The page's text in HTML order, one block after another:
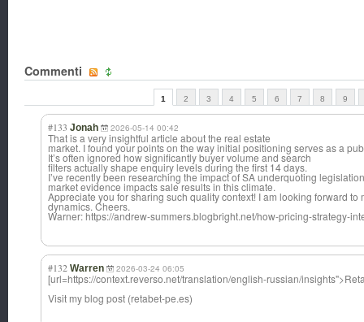
Commenti
1 2 3 4 5 6 7 8 9
#133 Jonah 2026-05-14 00:42
That is a very insightful article about the real estate
market. I found your points on the way initial positioning serves as a
It’s often ignored how significantly buyer volume and search
filters actually shape enquiry levels during the first 14 days.
I’ve recently been researching the impact of SA underquoting
market evidence impacts sale results in this climate.
Appreciate you for sharing such quality context! I am looking forward
dynamics. Cheers.
Warner: https://andrew-summers.blogbright.net/how-pricing-strategy-
#132 Warren 2026-03-24 06:05
[url=https://context.reverso.net/translation/english-russian/
Visit my blog post (retabet-pe.es)